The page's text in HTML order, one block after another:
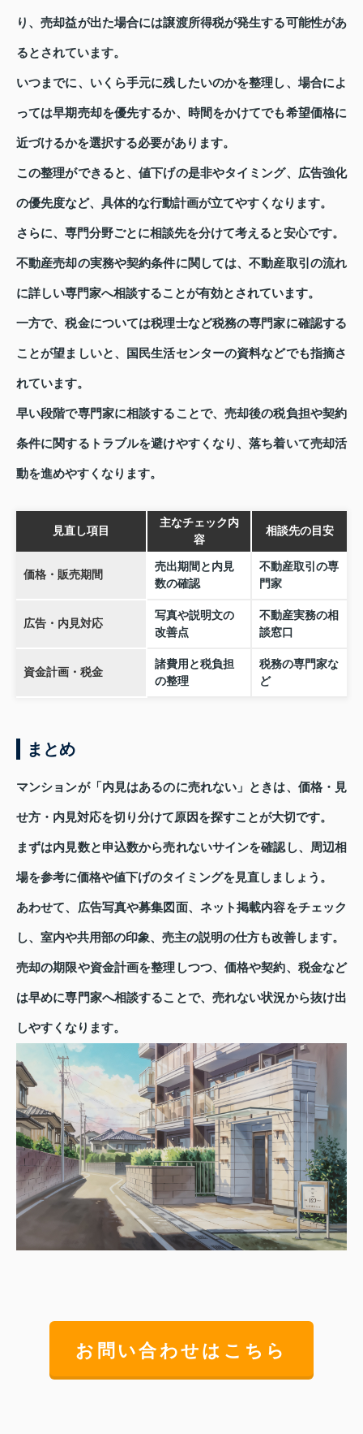
り、売却益が出た場合には譲渡所得税が発生する可能性があ
るとされています。
いつまでに、いくら手元に残したいのかを整理し、場合によ
っては早期売却を優先するか、時間をかけてでも希望価格に
近づけるかを選択する必要があります。
この整理ができると、値下げの是非やタイミング、広告強化
の優先度など、具体的な行動計画が立てやすくなります。
さらに、専門分野ごとに相談先を分けて考えると安心です。
不動産売却の実務や契約条件に関しては、不動産取引の流れ
に詳しい専門家へ相談することが有効とされています。
一方で、税金については税理士など税務の専門家に確認する
ことが望ましいと、国民生活センターの資料などでも指摘さ
れています。
早い段階で専門家に相談することで、売却後の税負担や契約
条件に関するトラブルを避けやすくなり、落ち着いて売却活
動を進めやすくなります。
見直し項目
主なチェック内
容
相談先の目安
価格・販売期間
売出期間と内見
数の確認
不動産取引の専
門家
広告・内見対応
写真や説明文の
改善点
不動産実務の相
談窓口
資金計画・税金
諸費用と税負担
の整理
税務の専門家な
ど
まとめ
マンションが「内見はあるのに売れない」ときは、価格・見
せ方・内見対応を切り分けて原因を探すことが大切です。
まずは内見数と申込数から売れないサインを確認し、周辺相
場を参考に価格や値下げのタイミングを見直しましょう。
あわせて、広告写真や募集図面、ネット掲載内容をチェック
し、室内や共用部の印象、売主の説明の仕方も改善します。
売却の期限や資金計画を整理しつつ、価格や契約、税金など
は早めに専門家へ相談することで、売れない状況から抜け出
しやすくなります。
お問い合わせはこちら